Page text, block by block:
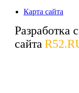
Карта сайта
Разработка
сайта